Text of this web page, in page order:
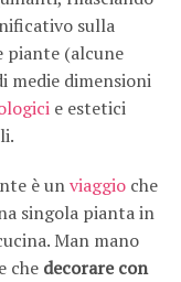
sulla
piante (alcune
medie dimensioni
e estetici
è unviaggio che
singola pianta in
Man mano
che decorare con